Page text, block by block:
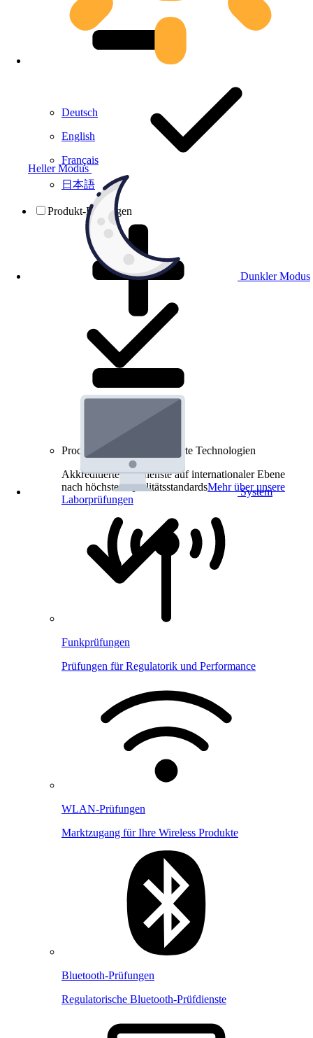
Heller Modus
Dunkler Modus
System
Deutsch
English
Français
日本語
Produkt-Prüfungen
Produkt-Prüfungen für smarte Technologien
Akkreditierte Prüfdienste auf internationaler Ebene
nach höchsten QualitätsstandardsMehr über unsere
Laborprüfungen
Funkprüfungen
Prüfungen für Regulatorik und Performance
WLAN-Prüfungen
Marktzugang für Ihre Wireless Produkte
Bluetooth-Prüfungen
Regulatorische Bluetooth-Prüfdienste